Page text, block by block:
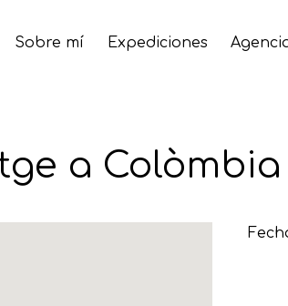
Sobre mí Expediciones
a Colòmbia